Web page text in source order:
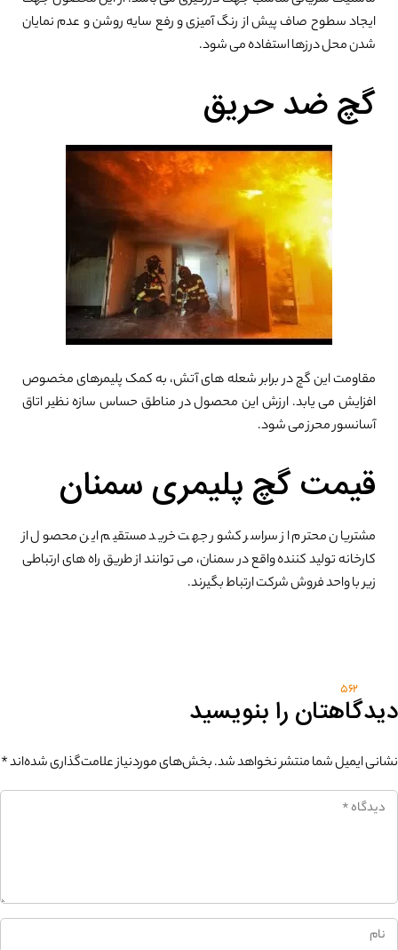
ایجاد سطوح صاف پیش از رنگ آمیزی و رفع سایه روشن و عدم نمایان
شدن محل درزها استفاده می شود.
گچ ضد حریق
مقاومت این گچ در برابر شعله های آتش، به کمک پلیمرهای مخصوص
افزایش می یابد. ارزش این محصول در مناطق حساس سازه نظیر اتاق
آسانسور محرز می شود.
قیمت گچ پلیمری سمنان
مشتریان محترم از سراسر کشور جهت خرید مستقیم این محصول از
کارخانه تولید کننده واقع در سمنان، می توانند از طریق راه های ارتباطی
زیر با واحد فروش شرکت ارتباط بگیرند.
562
دیدگاهتان را بنویسید
نشانی ایمیل شما منتشر نخواهد شد.بخش‌های موردنیاز علامت‌گذاری شده‌اند*